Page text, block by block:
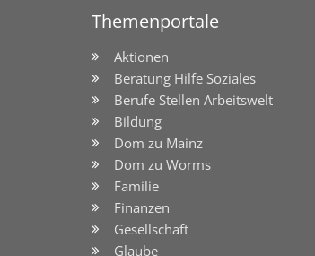
Themenportale
Aktionen
Beratung Hilfe Soziales
Berufe Stellen Arbeitswelt
Bildung
Dom zu Mainz
Dom zu Worms
Familie
Finanzen
Gesellschaft
Glaube